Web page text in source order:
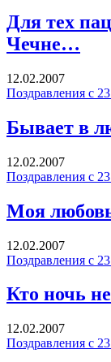
Для тех
Чечне…
12.02.2007
Поздравления с
Бывает в
12.02.2007
Поздравления с
Моя
12.02.2007
Поздравления с
Кто ночь
12.02.2007
Поздравления с